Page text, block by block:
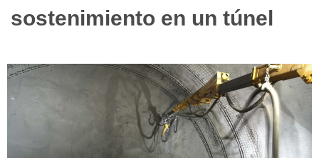
sostenimiento en un túnel